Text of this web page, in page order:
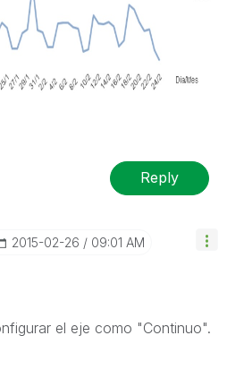
Reply
‎2015-02-26 09:01 AM
el eje como "Continuo".